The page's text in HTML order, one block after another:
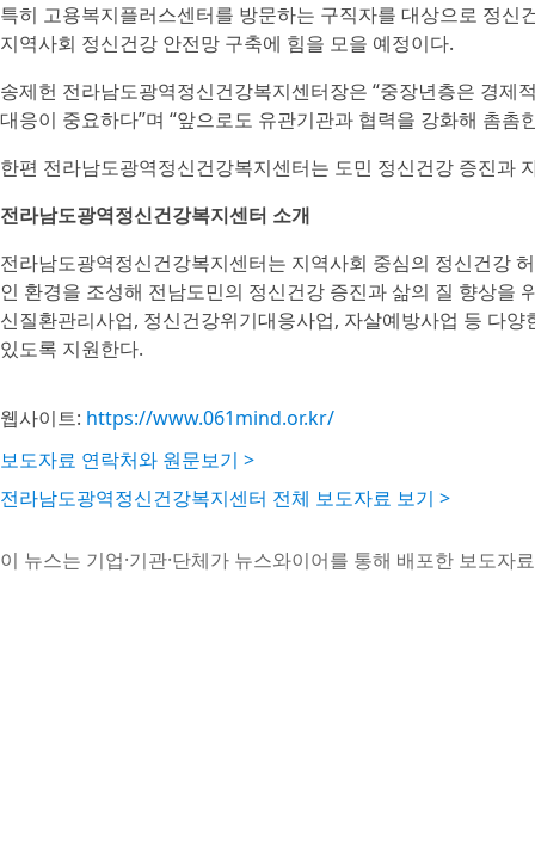
특히 고용복지플러스센터를 방문하는 구직자를 대상으로 정
지역사회 정신건강 안전망 구축에 힘을 모을 예정이다.
송제헌 전라남도광역정신건강복지센터장은 “중장년층은 경
대응이 중요하다”며 “앞으로도 유관기관과 협력을 강화해 촘
한편 전라남도광역정신건강복지센터는 도민 정신건강 증진과
전라남도광역정신건강복지센터 소개
전라남도광역정신건강복지센터는 지역사회 중심의 정신건강
인 환경을 조성해 전남도민의 정신건강 증진과 삶의 질 향상을
신질환관리사업, 정신건강위기대응사업, 자살예방사업 등 다
있도록 지원한다.
웹사이트: https://www.061mind.or.kr/
보도자료 연락처와 원문보기 >
전라남도광역정신건강복지센터 전체 보도자료 보기 >
이 뉴스는 기업·기관·단체가 뉴스와이어를 통해 배포한 보도자